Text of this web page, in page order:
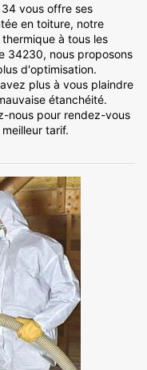
vous offre ses
en toiture, notre
à tous les
34230, nous proposons
d'optimisation.
plus à vous plaindre
étanchéité.
nous pour rendez-vous
tarif.